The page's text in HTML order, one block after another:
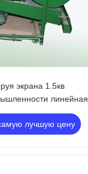
экрана 1.5кв
линейная
лучшую цену